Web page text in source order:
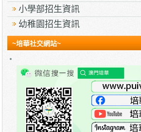
小學部招生資訊
幼稚園招生資訊
~培華社交網站~